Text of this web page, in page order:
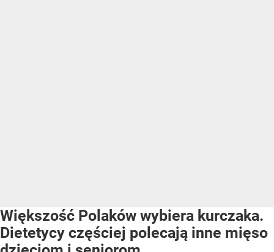
Większość Polaków wybiera kurczaka.
Dietetycy częściej polecają inne mięso